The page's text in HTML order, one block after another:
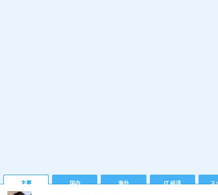
主要 国内 海外 IT 経済 ス